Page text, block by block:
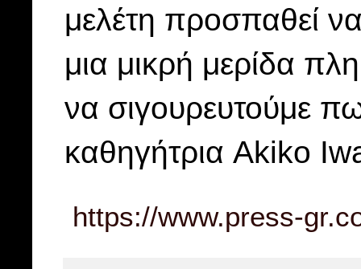
μελέτη προσπαθεί
μια μικρή μερίδα
να σιγουρευτούμε
καθηγήτρια Akiko
https://www.press-